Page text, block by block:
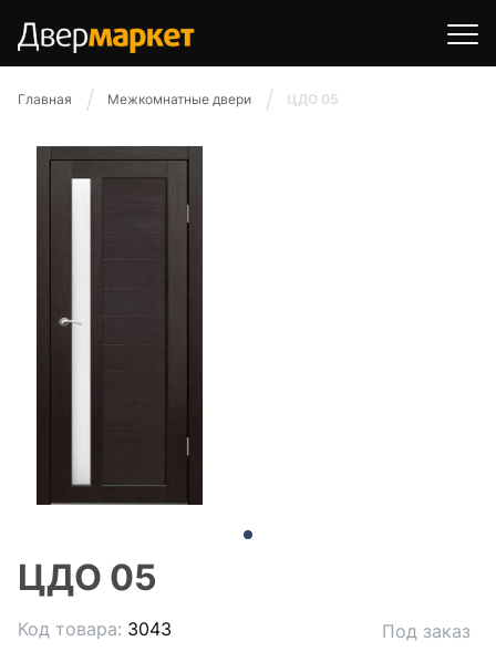
Главная Межкомнатные двери ЦДО 05
ЦДО 05
Код товара: 3043 Под заказ